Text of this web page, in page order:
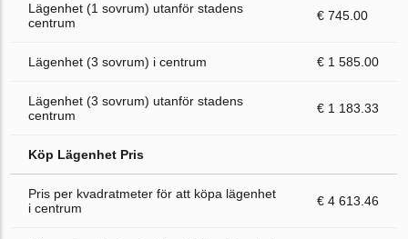
Lägenhet (1 sovrum) utanför stadens
centrum
€ 745.00
Lägenhet (3 sovrum) i centrum € 1 585.00
Lägenhet (3 sovrum) utanför stadens
centrum
€ 1 183.33
Köp Lägenhet Pris
Pris per kvadratmeter för att köpa lägenhet
i centrum
€ 4 613.46